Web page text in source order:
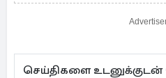
செய்திகளை உடனுக்குடன்